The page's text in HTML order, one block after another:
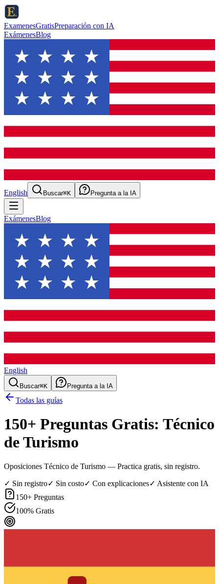
ExamenesGratisPreparación con IA
ExámenesBlog
English Buscar⌘K Pregunta a la IA
ExámenesBlog
English
Buscar⌘K Pregunta a la IA
Todas las guías
150+ Preguntas Gratis: Técnico
de Turismo
Oposiciones Técnico de Turismo — Practica gratis, sin registro.
✓ Sin registro✓ Sin costo✓ Con explicaciones✓ Asistente con IA
150+ Preguntas
100% Gratis